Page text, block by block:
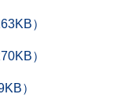
）
）
）